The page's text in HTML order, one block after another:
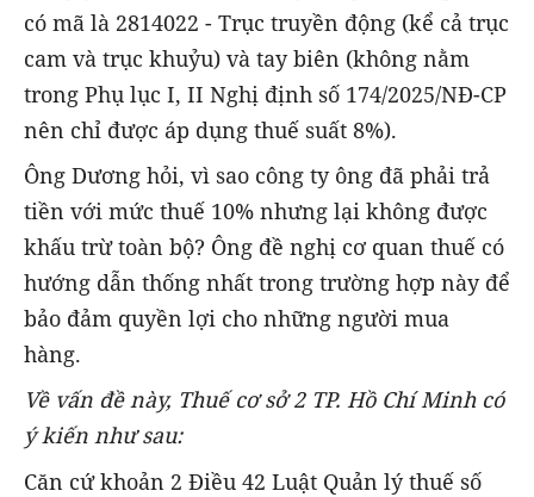
có mã là 2814022 - Trục truyền động (kể cả trục
cam và trục khuỷu) và tay biên (không nằm
trong Phụ lục I, II Nghị định số 174/2025/NĐ-CP
nên chỉ được áp dụng thuế suất 8%).
Ông Dương hỏi, vì sao công ty ông đã phải trả
tiền với mức thuế 10% nhưng lại không được
khấu trừ toàn bộ? Ông đề nghị cơ quan thuế có
hướng dẫn thống nhất trong trường hợp này để
bảo đảm quyền lợi cho những người mua
hàng.
Về vấn đề này, Thuế cơ sở 2 TP. Hồ Chí Minh có
ý kiến như sau:
Căn cứ khoản 2 Điều 42 Luật Quản lý thuế số